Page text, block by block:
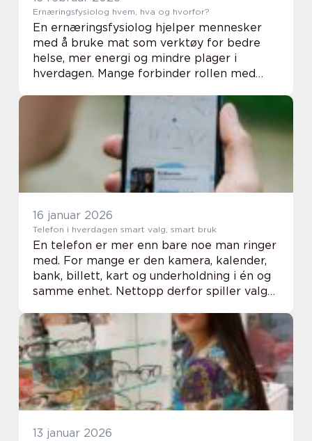
Ernæringsfysiolog hvem, hva og hvorfor?
En ernæringsfysiolog hjelper mennesker
med å bruke mat som verktøy for bedre
helse, mer energi og mindre plager i
hverdagen. Mange forbinder rollen med
spenner langt bredere. For personer med
sykdom, fordøyel...
16 januar 2026
Telefon i hverdagen smart valg, smart bruk
En telefon er mer enn bare noe man ringer
med. For mange er den kamera, kalender,
bank, billett, kart og underholdning i én og
samme enhet. Nettopp derfor spiller valget
ofte den byttes ut, en stadig større roll...
13 januar 2026